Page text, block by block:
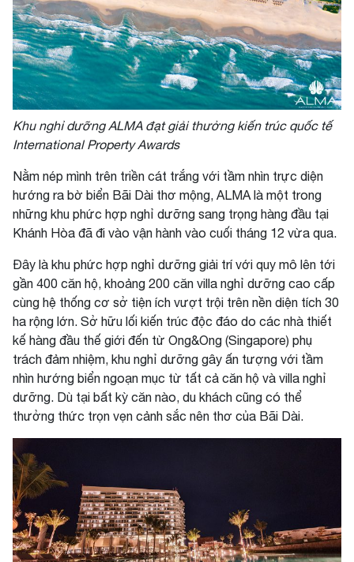
Khu nghỉ dưỡng ALMA đạt giải thưởng kiến trúc quốc tế
International Property Awards
Nằm nép mình trên triền cát trắng với tầm nhìn trực diện
hướng ra bờ biển Bãi Dài thơ mộng, ALMA là một trong
những khu phức hợp nghỉ dưỡng sang trọng hàng đầu tại
Khánh Hòa đã đi vào vận hành vào cuối tháng 12 vừa qua.
Đây là khu phức hợp nghỉ dưỡng giải trí với quy mô lên tới
gần 400 căn hộ, khoảng 200 căn villa nghỉ dưỡng cao cấp
cùng hệ thống cơ sở tiện ích vượt trội trên nền diện tích 30
ha rộng lớn. Sở hữu lối kiến trúc độc đáo do các nhà thiết
kế hàng đầu thế giới đến từ Ong&Ong (Singapore) phụ
trách đảm nhiệm, khu nghỉ dưỡng gây ấn tượng với tầm
nhìn hướng biển ngoạn mục từ tất cả căn hộ và villa nghỉ
dưỡng. Dù tại bất kỳ căn nào, du khách cũng có thể
thưởng thức trọn vẹn cảnh sắc nên thơ của Bãi Dài.